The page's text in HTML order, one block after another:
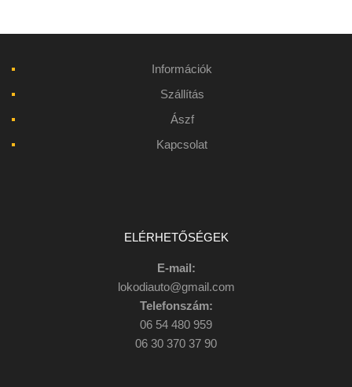
Információk
Szállítás
Ászf
Kapcsolat
ELÉRHETŐSÉGEK
E-mail:
lokodiauto@gmail.com
Telefonszám:
06 54 480 959
06 30 370 37 90